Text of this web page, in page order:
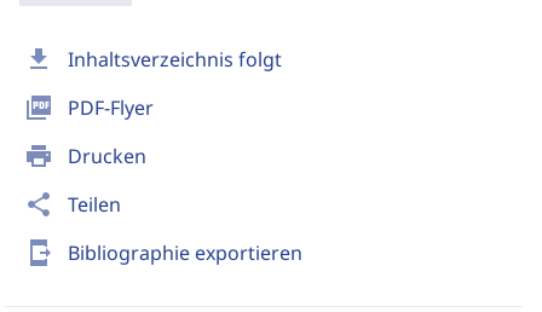
download Inhaltsverzeichnis folgt
picture_as_pdf PDF-Flyer
print Drucken
share Teilen
send_to_mobile Bibliographie exportieren